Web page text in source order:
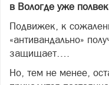
в Вологде уже
Подвижек, к
«антивандально»
защищает….
Но, тем не менее,